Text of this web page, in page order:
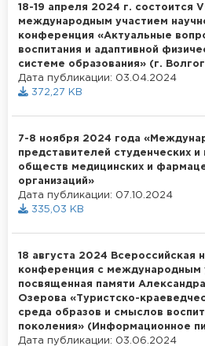
18-19 апреля 2024 г. состоится
международным участием
конференция «Актуальные
воспитания и адаптивной
системе образования» (г.
Дата публикации: 03.04.2024
372,27 KB
7-8 ноября 2024 года
представителей студенческих
обществ медицинских и
организаций»
Дата публикации: 07.10.2024
335,03 KB
18 августа 2024 Всероссийская
конференция с международным
посвященная памяти
Озерова «Туристско-
среда образов и смыслов
поколения» (Информационное
Дата публикации: 03.06.2024